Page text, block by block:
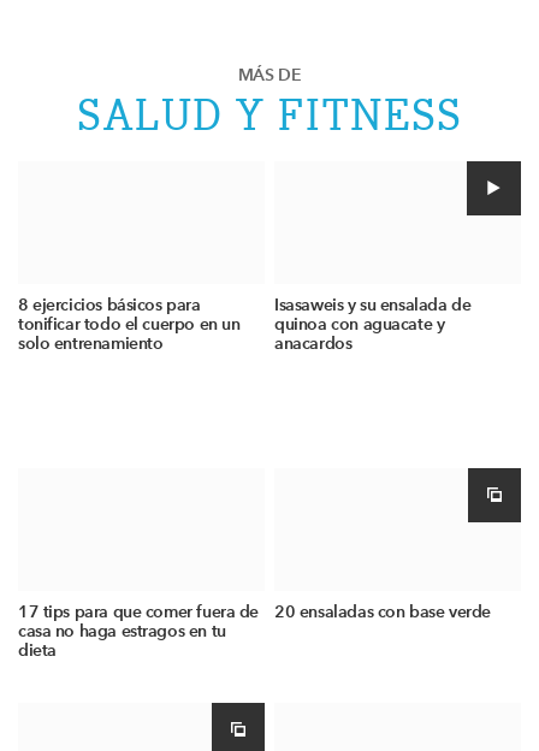
MÁS DE
SALUD Y FITNESS
8 ejercicios básicos para
tonificar todo el cuerpo en un
solo entrenamiento
Isasaweis y su ensalada de
quinoa con aguacate y
anacardos
17 tips para que comer fuera de
casa no haga estragos en tu
dieta
20 ensaladas con base verde